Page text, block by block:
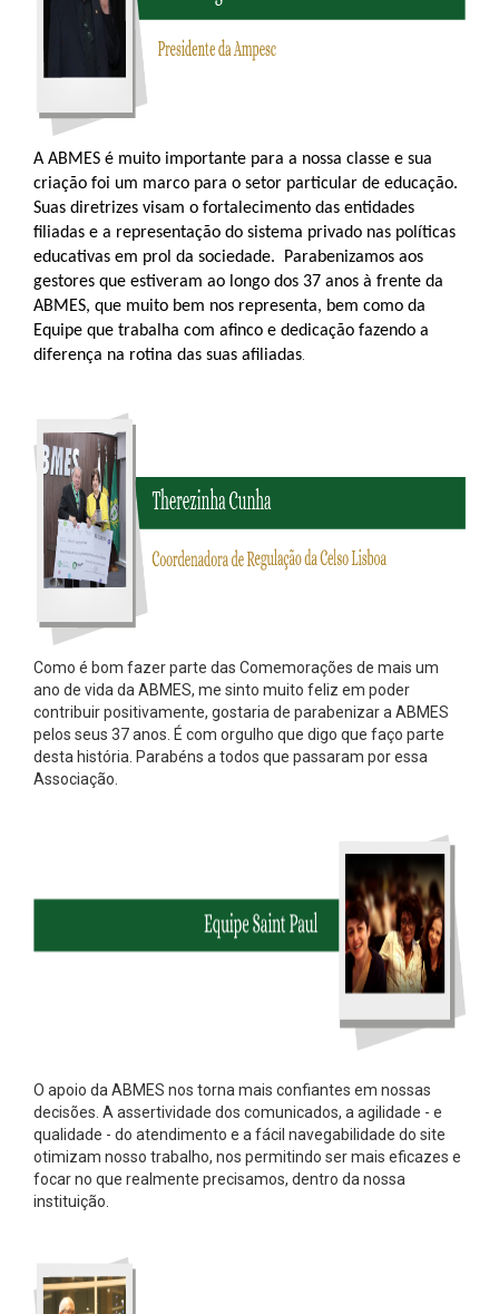
A ABMES é muito importante para a nossa classe e sua
criação foi um marco para o setor particular de educação.
Suas diretrizes visam o fortalecimento das entidades
filiadas e a representação do sistema privado nas políticas
educativas em prol da sociedade. Parabenizamos aos
gestores que estiveram ao longo dos 37 anos à frente da
ABMES, que muito bem nos representa, bem como da
Equipe que trabalha com afinco e dedicação fazendo a
diferença na rotina das suas afiliadas
Como é bom fazer parte das Comemorações de mais um
ano de vida da ABMES, me sinto muito feliz em poder
contribuir positivamente, gostaria de parabenizar a ABMES
pelos seus 37 anos. É com orgulho que digo que faço parte
desta história. Parabéns a todos que passaram por essa
Associação.
O apoio da ABMES nos torna mais confiantes em nossas
decisões. A assertividade dos comunicados, a agilidade - e
qualidade - do atendimento e a fácil navegabilidade do site
otimizam nosso trabalho, nos permitindo ser mais eficazes e
focar no que realmente precisamos, dentro da nossa
instituição.